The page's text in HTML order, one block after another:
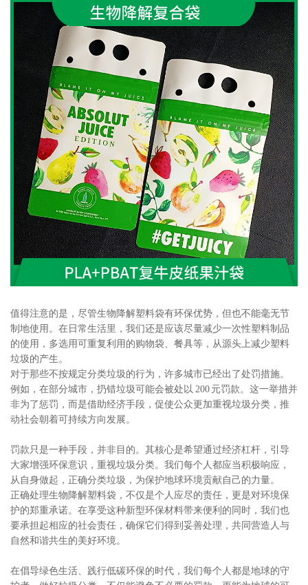
值得注意的是，尽管生物降解塑料袋有环保优势，但也不能毫无节
制地使用。在日常生活里，我们还是应该尽量减少一次性塑料制品
的使用，多选用可重复利用的购物袋、餐具等，从源头上减少塑料
垃圾的产生。
对于那些不按规定分类垃圾的行为，许多城市已经出了处罚措施。
例如，在部分城市，扔错垃圾可能会被处以 200 元罚款。这一举措并
非为了惩罚，而是借助经济手段，促使公众更加重视垃圾分类，推
动社会朝着可持续方向发展。
罚款只是一种手段，并非目的。其核心是希望通过经济杠杆，引导
大家增强环保意识，重视垃圾分类。我们每个人都应当积极响应，
从自身做起，正确分类垃圾，为保护地球环境贡献自己的力量。
正确处理生物降解塑料袋，不仅是个人应尽的责任，更是对环境保
护的郑重承诺。在享受这种新型环保材料带来便利的同时，我们也
要承担起相应的社会责任，确保它们得到妥善处理，共同营造人与
自然和谐共生的美好环境。
在倡导绿色生活、践行低碳环保的时代，我们每个人都是地球的守